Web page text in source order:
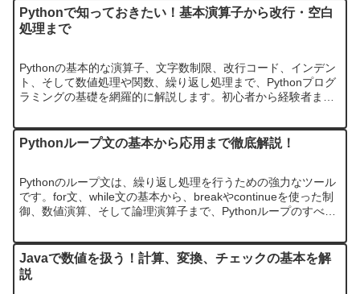
Pythonで知っておきたい！基本演算子から改行・空白
処理まで
Pythonの基本的な演算子、文字数制限、改行コード、インデン
ト、そして数値処理や関数、繰り返し処理まで、Pythonプログ
ラミングの基礎を網羅的に解説します。初心者から経験者まで
Pythonループ文の基本から応用まで徹底解説！
Pythonのループ文は、繰り返し処理を行うための強力なツール
です。for文、while文の基本から、breakやcontinueを使った制
御、数値演算、そして論理演算子まで、Pythonループのすべて
Javaで数値を扱う！計算、変換、チェックの基本を解
説